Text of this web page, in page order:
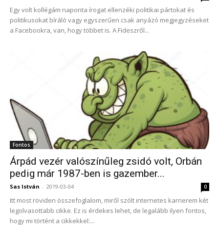
Egy volt kollégám naponta írogat ellenzéki politikai pártokat és
politikusokat bíráló vagy egyszerűen csak anyázó megjegyzéseket
a Facebookra, van, hogy többet is. A Fideszről...
Fontos
Árpád vezér valószínűleg zsidó volt, Orbán
pedig már 1987-ben is gazember...
Sas István - 2019-03-04 0
Itt most röviden összefoglalom, miről szólt internetes karrierem két
legolvasottabb cikke. Ez is érdekes lehet, de legalább ilyen fontos,
hogy mi történt a cikkekkel:...